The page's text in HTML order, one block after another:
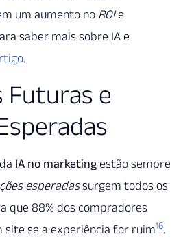
um aumento no ROIe
saber mais sobre IA e
.
Futuras e
IA no marketingestão sempre
esperadassurgem todos os
que 88% dos compradores
site se a experiência for ruim16.